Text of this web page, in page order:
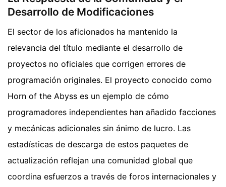
Desarrollo de Modificaciones
El sector de los aficionados ha mantenido la
relevancia del título mediante el desarrollo de
proyectos no oficiales que corrigen errores de
programación originales. El proyecto conocido como
Horn of the Abyss es un ejemplo de cómo
programadores independientes han añadido facciones
y mecánicas adicionales sin ánimo de lucro. Las
estadísticas de descarga de estos paquetes de
actualización reflejan una comunidad global que
coordina esfuerzos a través de foros internacionales y